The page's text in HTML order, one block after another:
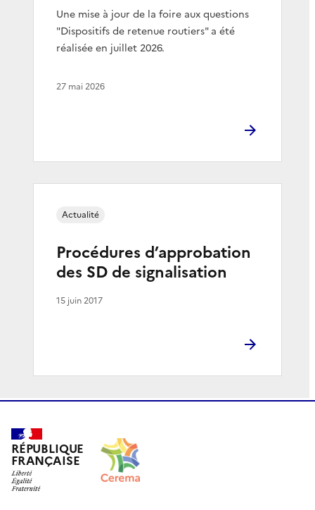
Une mise à jour de la foire aux questions
"Dispositifs de retenue routiers" a été
réalisée en juillet 2026.
27 mai 2026
Procédures d’approbation
des SD de signalisation
Actualité
15 juin 2017
RÉPUBLIQUE
FRANÇAISE